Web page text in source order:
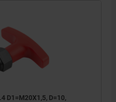
D1=M20X1,5, D=10,